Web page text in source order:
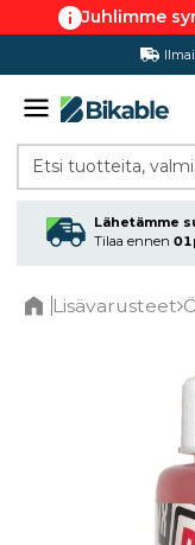
Juhlimme
Etsi tuotteita,
Lähetämme
Tilaa ennen
Lisävarusteet